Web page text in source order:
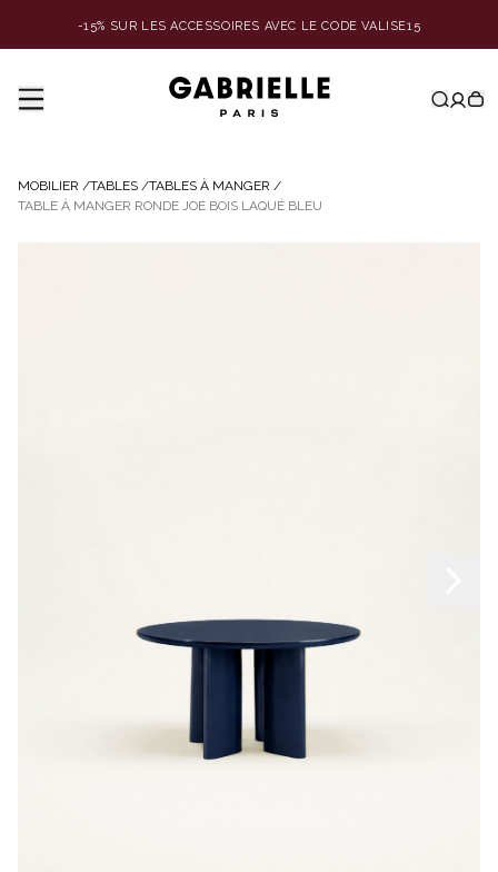
-15% SUR LES ACCESSOIRES AVEC LE CODE VALISE15
MOBILIER /TABLES /TABLES À MANGER /
TABLE À MANGER RONDE JOE BOIS LAQUÉ BLEU